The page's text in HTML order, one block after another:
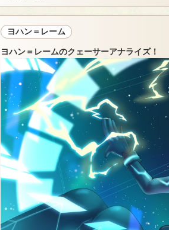
ヨハン＝レーム
ヨハン＝レームのクェーサーアナライズ！